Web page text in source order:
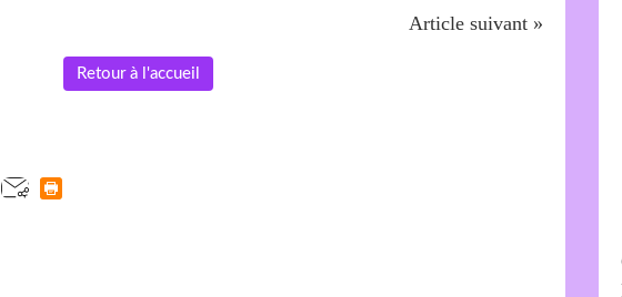
Article suivant »
Retour à l'accueil